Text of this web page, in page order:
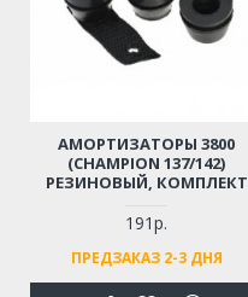
АМОРТИЗАТОРЫ 3800
(CHAMPION 137/142)
РЕЗИНОВЫЙ, КОМПЛЕКТ
191р.
ПРЕДЗАКАЗ 2-3 ДНЯ